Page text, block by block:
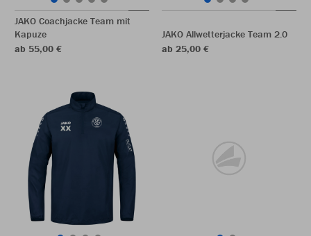
JAKO Coachjacke Team mit
Kapuze
ab 55,00 €
JAKO Allwetterjacke Team 2.0
ab 25,00 €